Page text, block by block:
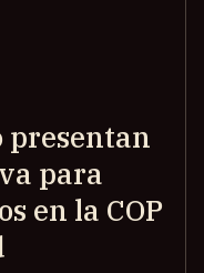
presentan
para
en la COP